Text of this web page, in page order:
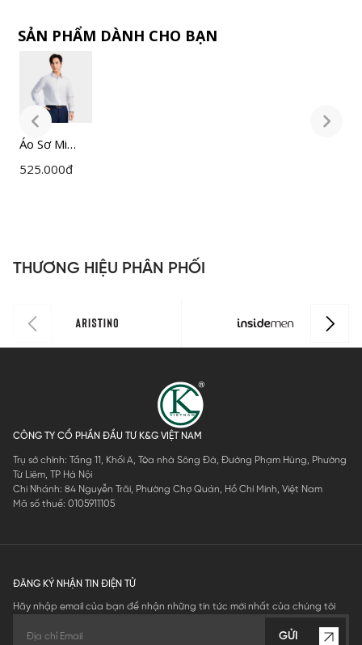
SẢN PHẨM DÀNH CHO BẠN
Áo Sơ Mi
Nam Trắng
525.000đ
THƯƠNG HIỆU PHÂN PHỐI
CÔNG TY CỔ PHẦN ĐẦU TƯ K&G VIỆT NAM
Trụ sở chính: Tầng 11, Khối A, Tòa nhà Sông Đà, Đường Phạm Hùng, Phường
Từ Liêm, TP Hà Nội
Chi Nhánh: 84 Nguyễn Trãi, Phường Chợ Quán, Hồ Chí Minh, Việt Nam
Mã số thuế: 0105911105
ĐĂNG KÝ NHẬN TIN ĐIỆN TỬ
Hãy nhập email của bạn để nhận những tin tức mới nhất của chúng tôi
GỬI